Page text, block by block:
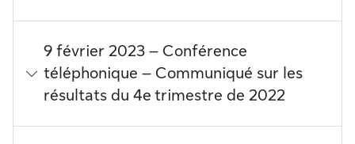
9 février 2023 – Conférence
téléphonique – Communiqué sur les
résultats du 4e trimestre de 2022